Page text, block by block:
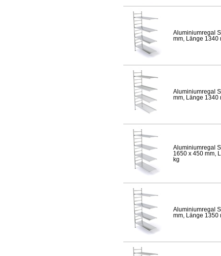
Aluminiumregal
mm, Länge 1340
Aluminiumregal
mm, Länge 1340
Aluminiumregal
1650 x 450 mm,
kg
Aluminiumregal
mm, Länge 1350